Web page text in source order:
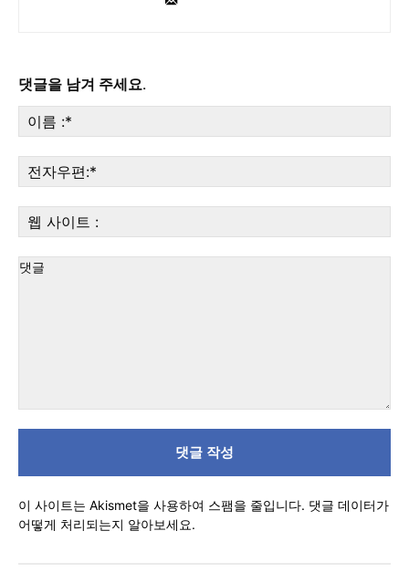
댓글을 남겨 주세요.
름
:*
자
우
사
이
이 사이트는 Akismet을 사용하여 스팸을 줄입니다. 댓글 데이터가
어떻게 처리되는지 알아보세요.